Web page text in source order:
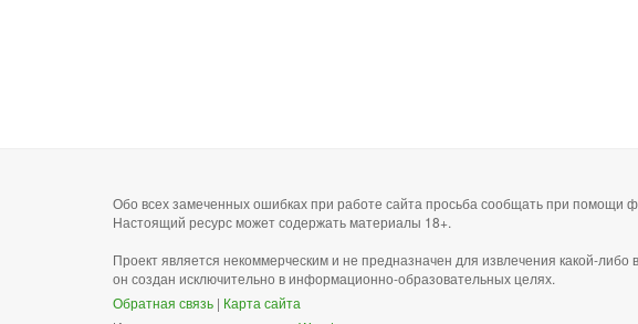
Обо всех замеченных ошибках при работе сайта просьба сообщать при помощи
Настоящий ресурс может содержать материалы 18+.
Проект является некоммерческим и не предназначен для извлечения какой-
он создан исключительно в информационно-образовательных целях.
Обратная связь | Карта сайта